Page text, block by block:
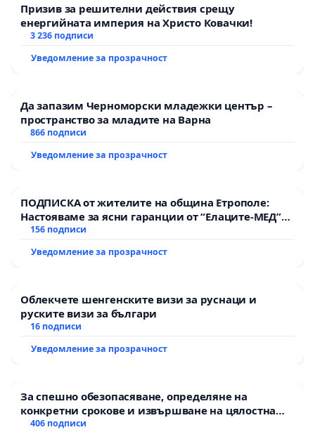
Призив за решителни действия срещу
енергийната империя на Христо Ковачки!
3 236 подписи
Уведомление за прозрачност
Да запазим Черноморски младежки център –
пространство за младите на Варна
866 подписи
Уведомление за прозрачност
ПОДПИСКА от жителите на община Етрополе:
Настояваме за ясни гаранции от “Елаците-МЕД”
АД и от държавата, че ще се изпълнят всички
156 подписи
Уведомление за прозрачност
Облекчете шенгенските визи за руснаци и
руските визи за българи
16 подписи
Уведомление за прозрачност
За спешно обезопасяване, определяне на
конкретни срокове и извършване на цялостна
рехабилитация на републиканския път между
406 подписи